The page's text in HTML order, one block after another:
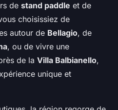
de stand paddle et de
choisissiez de
autour de Bellagio, de
, ou de vivre une
de la Villa Balbianello,
unique et